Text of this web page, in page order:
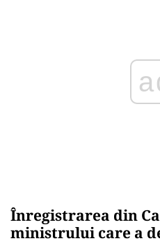
Înregistrarea din
ministrului care a